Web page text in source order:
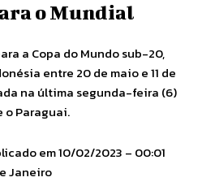
o Mundial
a Copa do Mundo sub-20,
entre 20 de maio e 11 de
na última segunda-feira (6)
o Paraguai.
em 10/02/2023 – 00:01
Janeiro